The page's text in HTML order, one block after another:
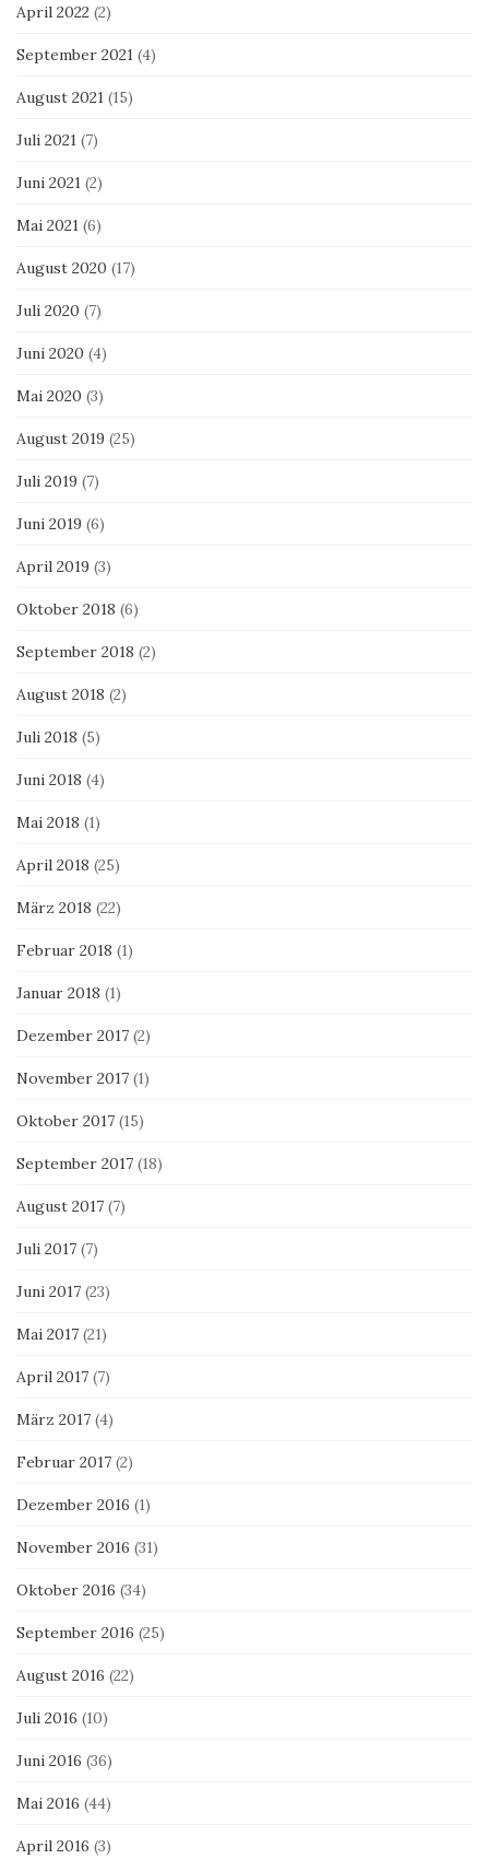
April 2022 (2)
September 2021 (4)
August 2021 (15)
Juli 2021 (7)
Juni 2021 (2)
Mai 2021 (6)
August 2020 (17)
Juli 2020 (7)
Juni 2020 (4)
Mai 2020 (3)
August 2019 (25)
Juli 2019 (7)
Juni 2019 (6)
April 2019 (3)
Oktober 2018 (6)
September 2018 (2)
August 2018 (2)
Juli 2018 (5)
Juni 2018 (4)
Mai 2018 (1)
April 2018 (25)
März 2018 (22)
Februar 2018 (1)
Januar 2018 (1)
Dezember 2017 (2)
November 2017 (1)
Oktober 2017 (15)
September 2017 (18)
August 2017 (7)
Juli 2017 (7)
Juni 2017 (23)
Mai 2017 (21)
April 2017 (7)
März 2017 (4)
Februar 2017 (2)
Dezember 2016 (1)
November 2016 (31)
Oktober 2016 (34)
September 2016 (25)
August 2016 (22)
Juli 2016 (10)
Juni 2016 (36)
Mai 2016 (44)
April 2016 (3)